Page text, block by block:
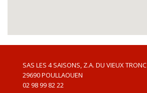
SAS LES 4 SAISONS, Z.A. DU VIEUX TRONC
29690POULLAOUEN
02 98 99 82 22